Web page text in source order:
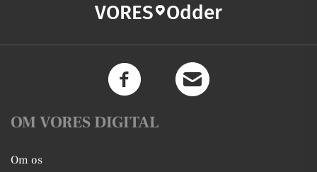
VORES Odder
OM VORES DIGITAL
Om os